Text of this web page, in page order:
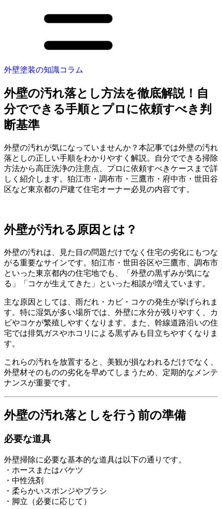
外壁塗装の知識コラム
外壁の汚れ落とし方法を徹底解説！自
分でできる手順とプロに依頼すべき判
断基準
外壁の汚れが気になっていませんか？本記事では外壁の汚れ
落としの正しい手順をわかりやすく解説。自分でできる掃除
方法から高圧洗浄の注意点、プロに依頼すべきケースまで詳
しく紹介します。狛江市・調布市・三鷹市・府中市・世田谷
区など東京都の戸建て住宅オーナー必見の内容です。
外壁が汚れる原因とは？
外壁の汚れは、見た目の問題だけでなく住宅の劣化にもつな
がる重要なサインです。狛江市・世田谷区や三鷹市、調布市
といった東京都内の住宅地でも、「外壁の黒ずみが気にな
る」「コケが生えてきた」といった相談が増えています。
主な原因としては、雨だれ・カビ・コケの発生が挙げられま
す。特に湿気が多い場所では、外壁に水分が残りやすく、カ
ビやコケが繁殖しやすくなります。また、幹線道路沿いの住
宅では排気ガスやホコリによる黒ずみも目立ちやすくなりま
す。
これらの汚れを放置すると、美観が損なわれるだけでなく、
外壁材そのものの劣化を早めてしまうため、定期的なメンテ
ナンスが重要です。
外壁の汚れ落としを行う前の準備
必要な道具
外壁掃除に必要な基本的な道具は以下の通りです。
・ホースまたはバケツ
・中性洗剤
・柔らかいスポンジやブラシ
・脚立（必要に応じて）